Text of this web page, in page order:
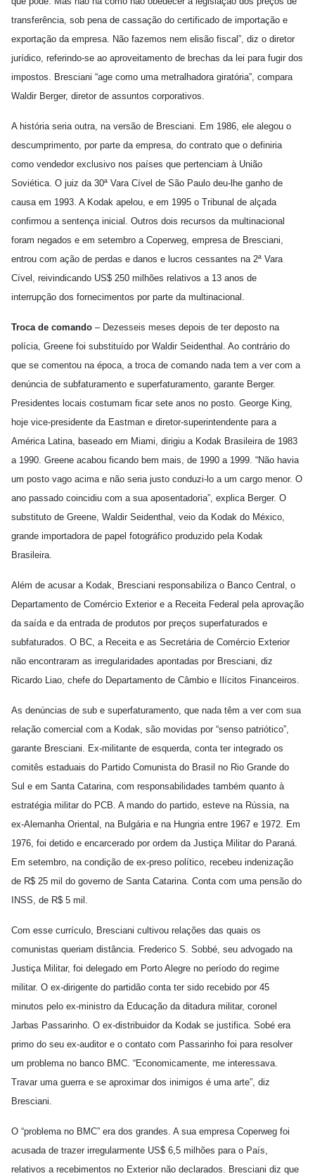
transferência, sob pena de cassação do certificado de importação e
exportação da empresa. Não fazemos nem elisão fiscal”, diz o diretor
jurídico, referindo-se ao aproveitamento de brechas da lei para fugir dos
impostos. Bresciani “age como uma metralhadora giratória”, compara
Waldir Berger, diretor de assuntos corporativos.
A história seria outra, na versão de Bresciani. Em 1986, ele alegou o
descumprimento, por parte da empresa, do contrato que o definiria
como vendedor exclusivo nos países que pertenciam à União
Soviética. O juiz da 30ª Vara Cível de São Paulo deu-lhe ganho de
causa em 1993. A Kodak apelou, e em 1995 o Tribunal de alçada
confirmou a sentença inicial. Outros dois recursos da multinacional
foram negados e em setembro a Coperweg, empresa de Bresciani,
entrou com ação de perdas e danos e lucros cessantes na 2ª Vara
Cível, reivindicando US$ 250 milhões relativos a 13 anos de
interrupção dos fornecimentos por parte da multinacional.
Troca de comando – Dezesseis meses depois de ter deposto na
polícia, Greene foi substituído por Waldir Seidenthal. Ao contrário do
que se comentou na época, a troca de comando nada tem a ver com a
denúncia de subfaturamento e superfaturamento, garante Berger.
Presidentes locais costumam ficar sete anos no posto. George King,
hoje vice-presidente da Eastman e diretor-superintendente para a
América Latina, baseado em Miami, dirigiu a Kodak Brasileira de 1983
a 1990. Greene acabou ficando bem mais, de 1990 a 1999. “Não havia
um posto vago acima e não seria justo conduzi-lo a um cargo menor. O
ano passado coincidiu com a sua aposentadoria”, explica Berger. O
substituto de Greene, Waldir Seidenthal, veio da Kodak do México,
grande importadora de papel fotográfico produzido pela Kodak
Brasileira.
Além de acusar a Kodak, Bresciani responsabiliza o Banco Central, o
Departamento de Comércio Exterior e a Receita Federal pela aprovação
da saída e da entrada de produtos por preços superfaturados e
subfaturados. O BC, a Receita e as Secretária de Comércio Exterior
não encontraram as irregularidades apontadas por Bresciani, diz
Ricardo Liao, chefe do Departamento de Câmbio e Ilícitos Financeiros.
As denúncias de sub e superfaturamento, que nada têm a ver com sua
relação comercial com a Kodak, são movidas por “senso patriótico”,
garante Bresciani. Ex-militante de esquerda, conta ter integrado os
comitês estaduais do Partido Comunista do Brasil no Rio Grande do
Sul e em Santa Catarina, com responsabilidades também quanto à
estratégia militar do PCB. A mando do partido, esteve na Rússia, na
ex-Alemanha Oriental, na Bulgária e na Hungria entre 1967 e 1972. Em
1976, foi detido e encarcerado por ordem da Justiça Militar do Paraná.
Em setembro, na condição de ex-preso político, recebeu indenização
de R$ 25 mil do governo de Santa Catarina. Conta com uma pensão do
INSS, de R$ 5 mil.
Com esse currículo, Bresciani cultivou relações das quais os
comunistas queriam distância. Frederico S. Sobbé, seu advogado na
Justiça Militar, foi delegado em Porto Alegre no período do regime
militar. O ex-dirigente do partidão conta ter sido recebido por 45
minutos pelo ex-ministro da Educação da ditadura militar, coronel
Jarbas Passarinho. O ex-distribuidor da Kodak se justifica. Sobé era
primo do seu ex-auditor e o contato com Passarinho foi para resolver
um problema no banco BMC. “Economicamente, me interessava.
Travar uma guerra e se aproximar dos inimigos é uma arte”, diz
Bresciani.
O “problema no BMC” era dos grandes. A sua empresa Coperweg foi
acusada de trazer irregularmente US$ 6,5 milhões para o País,
relativos a recebimentos no Exterior não declarados. Bresciani diz que